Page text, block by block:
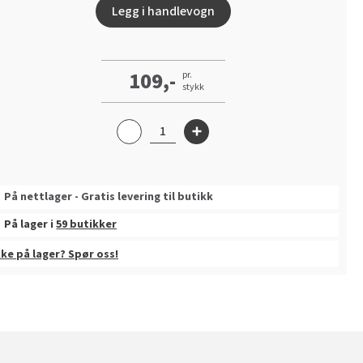
Legg i handlevogn
109,- pr.
stykk
På nettlager - Gratis levering til butikk
På lager i59 butikker
på lager? Spør oss!